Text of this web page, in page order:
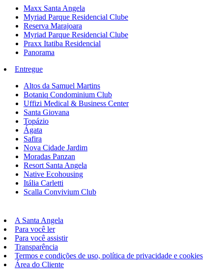
Maxx Santa Angela
Myriad Parque Residencial Clube
Reserva Marajoara
Myriad Parque Residencial Clube
Praxx Itatiba Residencial
Panorama
Entregue
Altos da Samuel Martins
Botaniq Condominium Club
Uffizi Medical & Business Center
Santa Giovana
Topázio
Ágata
Safira
Nova Cidade Jardim
Moradas Panzan
Resort Santa Angela
Native Ecohousing
Itália Carletti
Scalla Convivium Club
A Santa Angela
Para você ler
Para você assistir
Transparência
Termos e condições de uso, política de privacidade e cookies
Área do Cliente